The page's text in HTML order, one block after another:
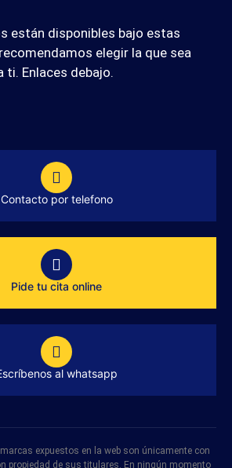
están disponibles bajo estas
elegir la que sea
ti. Enlaces debajo.
Contacto por telefono
Pide tu cita online
al whatsapp
expuestos en la web son únicamente con
propiedad de sus titulares. En ningún momento